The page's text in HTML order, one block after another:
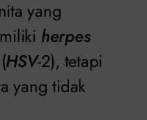
yang
herpes
HSV-2), tetapi
yang tidak